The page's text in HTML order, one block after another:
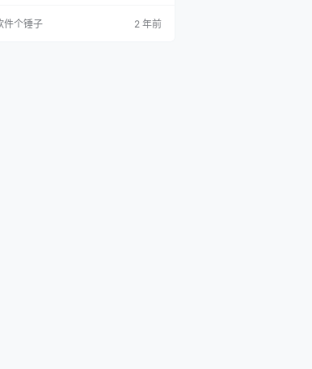
盘映像、游戏存档等多媒体文件。该
于 Jared Breland 的 UniExtract 原
件个锤子 2 年前